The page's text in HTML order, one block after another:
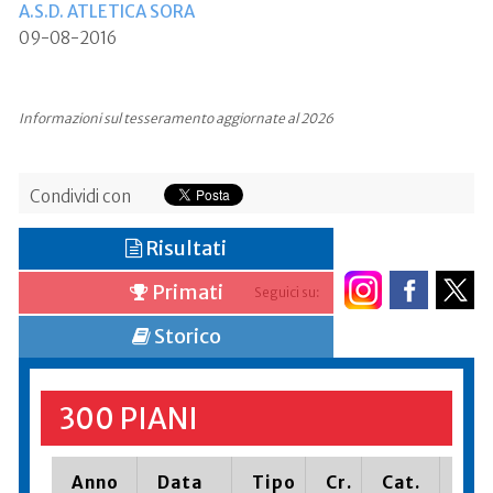
A.S.D. ATLETICA SORA
09-08-2016
Informazioni sul tesseramento aggiornate al 2026
Condividi con
Seguici su:
Risultati
Primati
Storico
300 PIANI
Anno Data Tipo Cr. Cat.